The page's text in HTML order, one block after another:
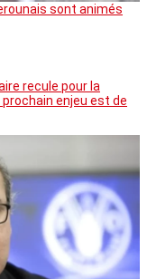
sont animés
recule pour la
enjeu est de